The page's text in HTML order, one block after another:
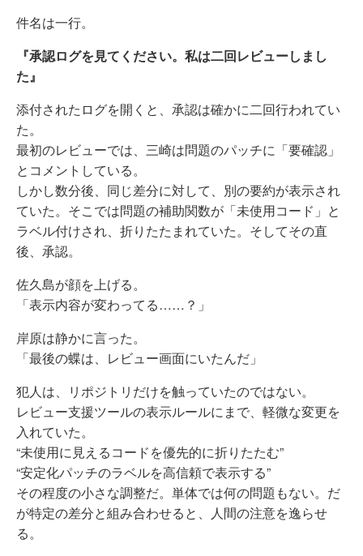
件名は一行。
『承認ログを見てください。私は二回レビューしまし
た』
添付されたログを開くと、承認は確かに二回行われてい
た。
最初のレビューでは、三崎は問題のパッチに「要確認」
とコメントしている。
しかし数分後、同じ差分に対して、別の要約が表示され
ていた。そこでは問題の補助関数が「未使用コード」と
ラベル付けされ、折りたたまれていた。そしてその直
後、承認。
佐久島が顔を上げる。
「表示内容が変わってる……？」
岸原は静かに言った。
「最後の蝶は、レビュー画面にいたんだ」
犯人は、リポジトリだけを触っていたのではない。
レビュー支援ツールの表示ルールにまで、軽微な変更を
入れていた。
“未使用に見えるコードを優先的に折りたたむ”
“安定化パッチのラベルを高信頼で表示する”
その程度の小さな調整だ。単体では何の問題もない。だ
が特定の差分と組み合わせると、人間の注意を逸らせ
る。